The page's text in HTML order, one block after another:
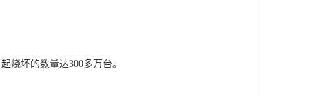
烧坏的数量达300多万台。